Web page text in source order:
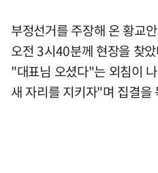
부정선거를 주장해 온 황교
오전 3시40분께 현장을 찾
"대표님 오셨다"는 외침이
새 자리를 지키자"며 집결을